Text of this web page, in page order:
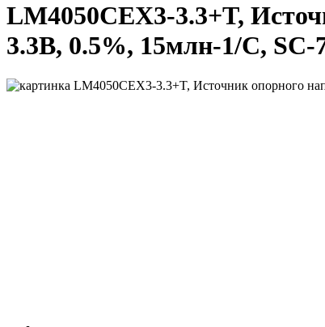
LM4050CEX3-3.3+T,
3.3В, 0.5%, 15млн-1/C, SC-